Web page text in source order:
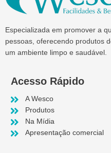
Especializada em promover a
pessoas, oferecendo produtos
um ambiente limpo e saudável.
Acesso Rápido
A Wesco
Produtos
Na Mídia
Apresentação comercial